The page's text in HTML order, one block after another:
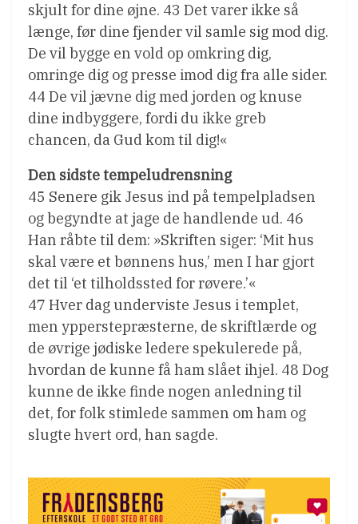
skjult for dine øjne. 43 Det varer ikke så
længe, før dine fjender vil samle sig mod dig.
De vil bygge en vold op omkring dig,
omringe dig og presse imod dig fra alle sider.
44 De vil jævne dig med jorden og knuse
dine indbyggere, fordi du ikke greb
chancen, da Gud kom til dig!«
Den sidste tempeludrensning
45 Senere gik Jesus ind på tempelpladsen
og begyndte at jage de handlende ud. 46
Han råbte til dem: »Skriften siger: ‘Mit hus
skal være et bønnens hus,’ men I har gjort
det til ‘et tilholdssted for røvere.’«
47 Hver dag underviste Jesus i templet,
men ypperstepræsterne, de skriftlærde og
de øvrige jødiske ledere spekulerede på,
hvordan de kunne få ham slået ihjel. 48 Dog
kunne de ikke finde nogen anledning til
det, for folk stimlede sammen om ham og
slugte hvert ord, han sagde.